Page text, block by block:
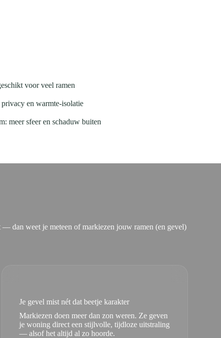
voor veel ramen
en warmte-isolatie
meer sfeer en schaduw buiten
— dan weet je meteen of markiezen jouw ramen (en gevel)
Je gevel mist nét dat beetje karakter
Markiezen doen meer dan zon weren. Ze geven
je woning direct een stijlvolle, tijdloze uitstraling
— alsof het altijd al zo hoorde.